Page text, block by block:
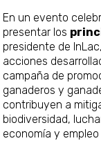
En un evento
presentar los
presidente de InLac,
acciones
campaña de
ganaderos y
contribuyen a
biodiversidad,
economía y